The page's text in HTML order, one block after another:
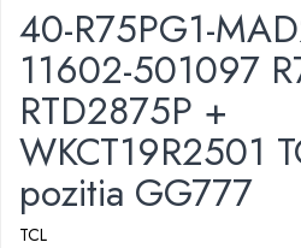
40-R75PG1-
11602-501097
RTD2875P +
WKCT19R2501
pozitia GG777
TCL